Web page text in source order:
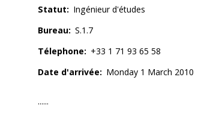
Statut
Ingénieur d'études
Bureau
S.1.7
Télephone
+33 1 71 93 65 58
Date d'arrivée
Monday 1 March 2010
......